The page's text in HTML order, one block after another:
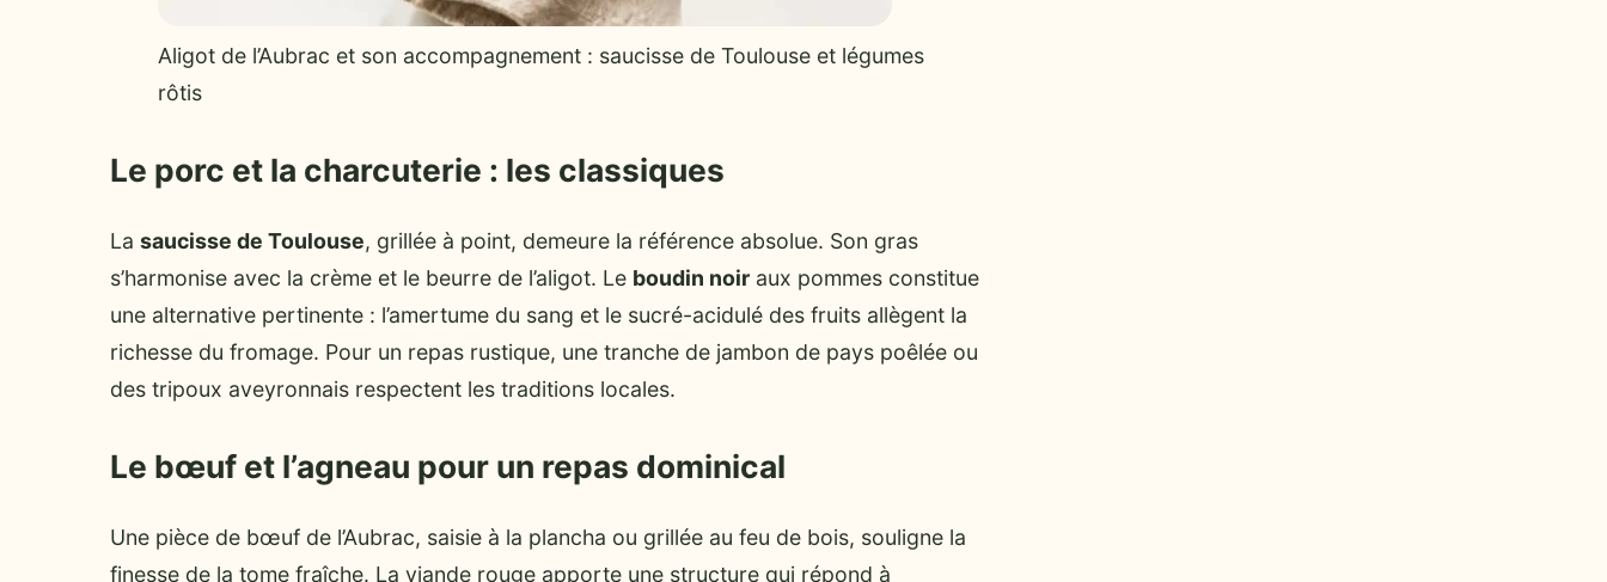
Aligot de l’Aubrac et son accompagnement : saucisse de Toulouse et légumes
rôtis
Le porc et la charcuterie : les classiques
La saucisse de Toulouse, grillée à point, demeure la référence absolue. Son gras
s’harmonise avec la crème et le beurre de l’aligot. Le boudin noir aux pommes constitue
une alternative pertinente : l’amertume du sang et le sucré-acidulé des fruits allègent la
richesse du fromage. Pour un repas rustique, une tranche de jambon de pays poêlée ou
des tripoux aveyronnais respectent les traditions locales.
Le bœuf et l’agneau pour un repas dominical
Une pièce de bœuf de l’Aubrac, saisie à la plancha ou grillée au feu de bois, souligne la
finesse de la tome fraîche. La viande rouge apporte une structure qui répond à